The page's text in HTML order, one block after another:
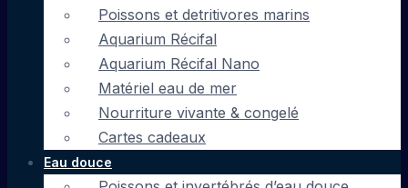
Poissons et detritivores marins
Aquarium Récifal
Aquarium Récifal Nano
Matériel eau de mer
Nourriture vivante & congelé
Cartes cadeaux
Eau douce